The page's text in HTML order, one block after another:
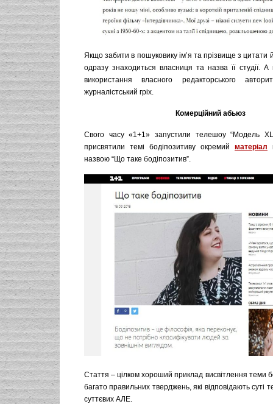
Якщо забити в пошуковику ім’я та прізвище з цитати
одразу знаходиться власниця та назва її студії.
використання власного редакторського
журналістський гріх.
Комерційний абьюз
Свого часу «1+1» запустили телешоу “Модель
присвятили темі бодіпозитиву окремий матеріал
назвою “Що таке бодіпозитив”.
Стаття – цілком хороший приклад висвітлення теми
багато правильних тверджень, які відповідають суті
суттєвих АЛЕ.